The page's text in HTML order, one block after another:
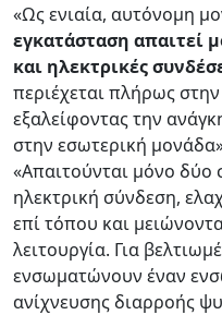
«Ως ενιαία, αυτόνομη
εγκατάσταση απαιτεί
και ηλεκτρικές
περιέχεται πλήρως
εξαλείφοντας την
στην εσωτερική
«Απαιτούνται μόνο δύο
ηλεκτρική σύνδεση,
επί τόπου και
λειτουργία. Για
ενσωματώνουν έναν
ανίχνευσης διαρροής